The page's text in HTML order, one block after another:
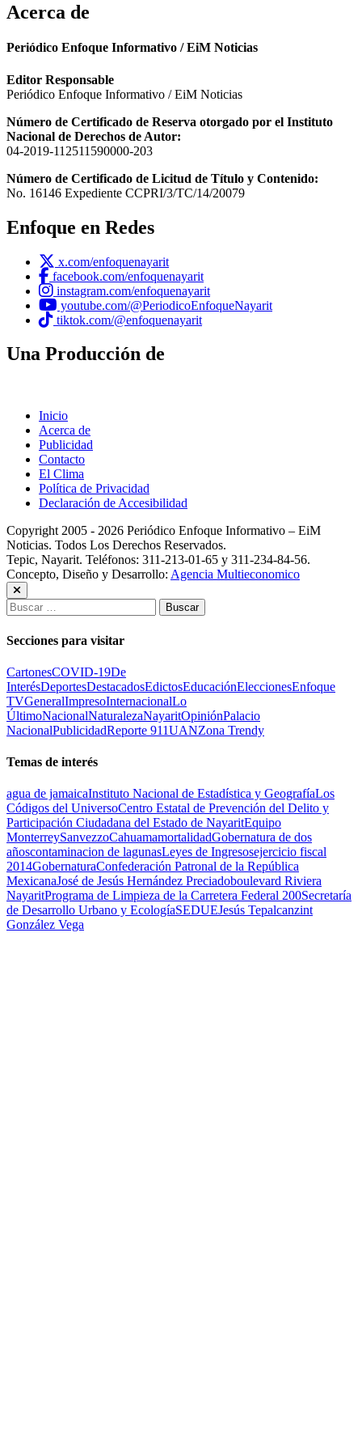
Acerca de
Periódico Enfoque Informativo / EiM Noticias
Editor Responsable
Periódico Enfoque Informativo / EiM Noticias
Número de Certificado de Reserva otorgado por el Instituto
Nacional de Derechos de Autor:
04-2019-112511590000-203
Número de Certificado de Licitud de Título y Contenido:
No. 16146 Expediente CCPRI/3/TC/14/20079
Enfoque en Redes
x.com/enfoquenayarit
facebook.com/enfoquenayarit
instagram.com/enfoquenayarit
youtube.com/@PeriodicoEnfoqueNayarit
tiktok.com/@enfoquenayarit
Una Producción de
Inicio
Acerca de
Publicidad
Contacto
El Clima
Política de Privacidad
Declaración de Accesibilidad
Copyright 2005 - 2026 Periódico Enfoque Informativo – EiM
Noticias. Todos Los Derechos Reservados.
Tepic, Nayarit. Teléfonos: 311-213-01-65 y 311-234-84-56.
Concepto, Diseño y Desarrollo: Agencia Multieconomico
Buscar:
Secciones para visitar
CartonesCOVID-19De
InterésDeportesDestacadosEdictosEducaciónEleccionesEnfoque
TVGeneralImpresoInternacionalLo
ÚltimoNacionalNaturalezaNayaritOpiniónPalacio
NacionalPublicidadReporte 911UANZona Trendy
Temas de interés
agua de jamaicaInstituto Nacional de Estadística y GeografíaLos
Códigos del UniversoCentro Estatal de Prevención del Delito y
Participación Ciudadana del Estado de NayaritEquipo
MonterreySanvezzoCahuamamortalidadGobernatura de dos
añoscontaminacion de lagunasLeyes de Ingresosejercicio fiscal
2014GobernaturaConfederación Patronal de la República
MexicanaJosé de Jesús Hernández Preciadoboulevard Riviera
NayaritPrograma de Limpieza de la Carretera Federal 200Secretaría
de Desarrollo Urbano y EcologíaSEDUEJesús Tepalcanzint
González Vega